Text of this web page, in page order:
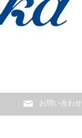
お問い合わせ